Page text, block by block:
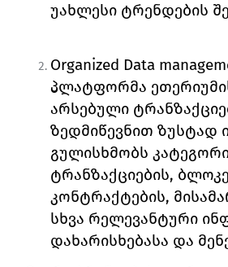
უახლესი ტრენდების
Organized Data
პლატფორმა
არსებული
ზედმიწევნით ზუსტად
გულისხმობს
ტრანზაქციების,
კონტრაქტების,
სხვა რელევანტური
დახარისხებასა და